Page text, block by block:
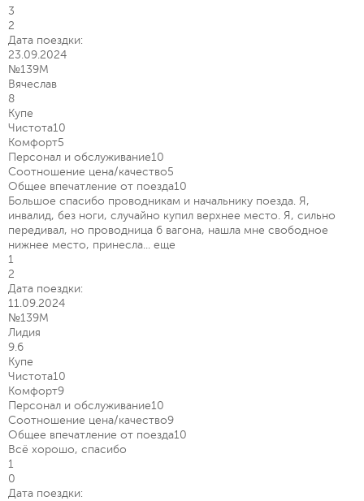
3
2
Дата поездки:
23.09.2024
№139М
Вячеслав
8
Купе
Чистота10
Комфорт5
Персонал и обслуживание10
Соотношение цена/качество5
Общее впечатление от поезда10
Большое спасибо проводникам и начальнику поезда. Я,
инвалид, без ноги, случайно купил верхнее место. Я, сильно
передивал, но проводница 6 вагона, нашла мне свободное
нижнее место, принесла... еще
1
2
Дата поездки:
11.09.2024
№139М
Лидия
9.6
Купе
Чистота10
Комфорт9
Персонал и обслуживание10
Соотношение цена/качество9
Общее впечатление от поезда10
Всё хорошо, спасибо
1
0
Дата поездки: